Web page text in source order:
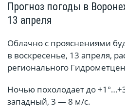
Прогноз погоды в
13 апреля
Облачно с прояснениями
в воскресенье, 13 апреля,
регионального
Ночью похолодает до
западный, 3 — 8 м/с.